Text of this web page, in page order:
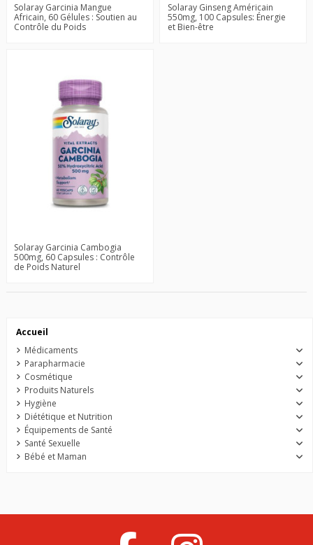
Solaray Garcinia Mangue
Africain, 60 Gélules : Soutien au
Contrôle du Poids
Solaray Ginseng Américain
550mg, 100 Capsules: Énergie
et Bien-être
Solaray Garcinia Cambogia
500mg, 60 Capsules : Contrôle
de Poids Naturel
Accueil
Médicaments
Parapharmacie
Cosmétique
Produits Naturels
Hygiène
Diététique et Nutrition
Équipements de Santé
Santé Sexuelle
Bébé et Maman